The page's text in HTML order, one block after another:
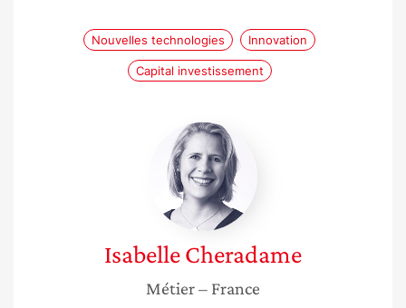
Nouvelles technologies Innovation
Capital investissement
Isabelle
Cheradame
IsabelleCheradame
Métier– France